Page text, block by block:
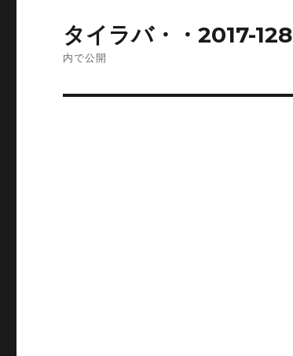
稿
タイラバ・・2017-128
内で公開